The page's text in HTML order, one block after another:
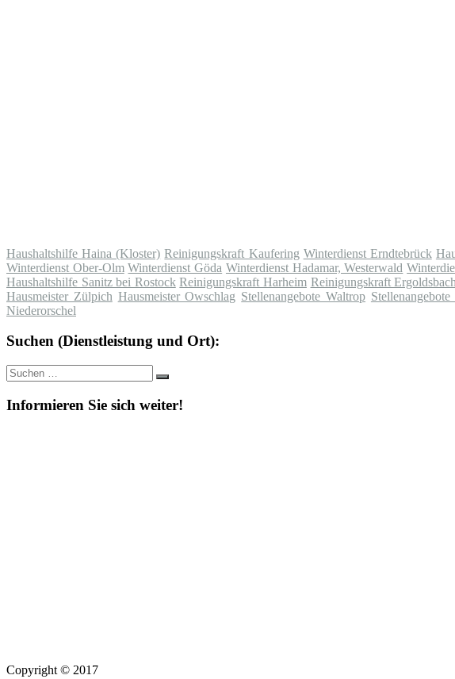
Haushaltshilfe Haina (Kloster) Reinigungskraft Kaufering Winterdienst Erndtebrück
Winterdienst Ober-Olm Winterdienst Göda Winterdienst Hadamar, Westerwald
Haushaltshilfe Sanitz bei Rostock Reinigungskraft Harheim Reinigungskraft Ergoldsbach
Hausmeister Zülpich Hausmeister Owschlag Stellenangebote Waltrop
Niederorschel
Suchen (Dienstleistung und Ort):
Suche
nach:
Suchen
Informieren Sie sich weiter!
Copyright © 2017